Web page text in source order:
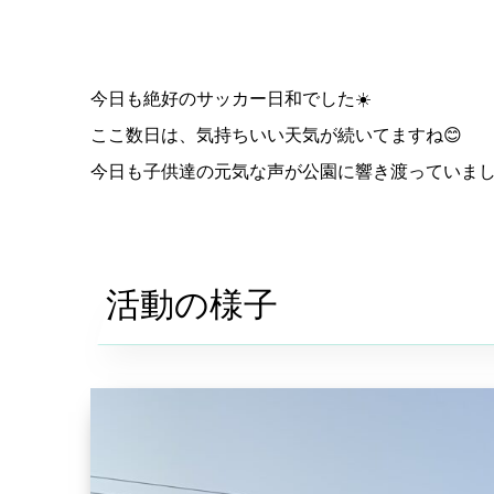
今日も絶好のサッカー日和でした☀️
ここ数日は、気持ちいい天気が続いてますね😊
今日も子供達の元気な声が公園に響き渡っていま
活動の様子